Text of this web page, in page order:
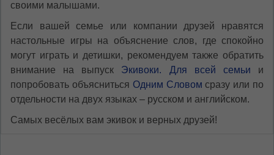
своими малышами.
Если вашей семье или компании друзей нравятся
настольные игры на объяснение слов, где спокойно
могут играть и детишки, рекомендуем также обратить
внимание на выпуск Экивоки. Для всей семьи и
попробовать объясниться Одним Словом сразу или по
отдельности на двух языках – русском и английском.
Самых весёлых вам экивок и верных друзей!